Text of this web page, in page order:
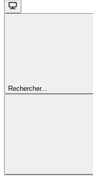
Rechercher...